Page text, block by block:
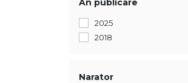
An publicare
2025
2018
Narator